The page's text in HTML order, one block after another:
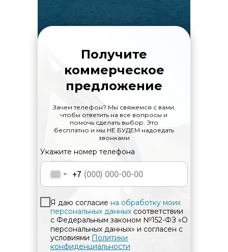
Получите
коммерческое
предложение
Укажите номер телефона
+7
Я даю согласие на обработку моих
персональных данных соответствии
с Федеральным законом №152-ФЗ «О
персональных данных» и согласен с
условиями Политики
конфиденциальности
Зачем телефон? Мы свяжемся с вами,
чтобы ответить на все вопросы и
помочь сделать выбор. Это
бесплатно и мы НЕ БУДЕМ надоедать
звонками